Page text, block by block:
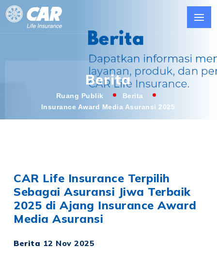
Berita
Ruang Publik
Berita
Insurance Award Media Asuransi 2025
CAR Life Insurance Terpilih
Sebagai Asuransi Jiwa Terbaik
2025 di Ajang Insurance Award
Media Asuransi
Berita 12 Nov 2025